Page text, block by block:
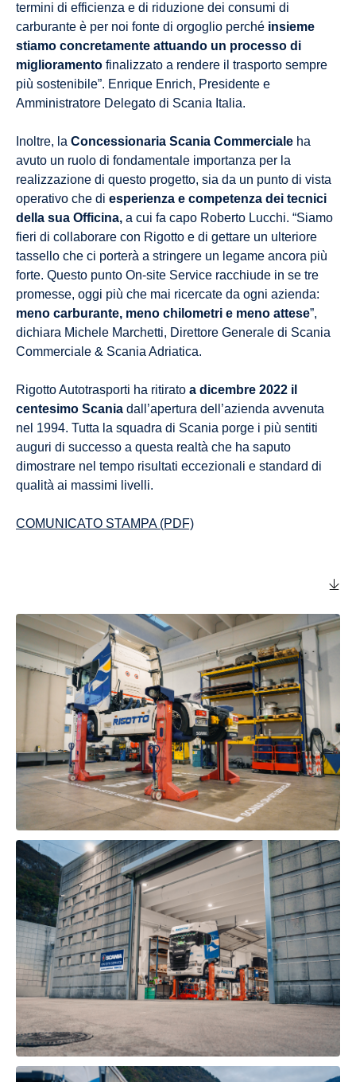
termini di efficienza e di riduzione dei consumi di
carburante è per noi fonte di orgoglio perché insieme
stiamo concretamente attuando un processo di
miglioramento finalizzato a rendere il trasporto sempre
più sostenibile”. Enrique Enrich, Presidente e
Amministratore Delegato di Scania Italia.
Inoltre, la Concessionaria Scania Commerciale ha
avuto un ruolo di fondamentale importanza per la
realizzazione di questo progetto, sia da un punto di vista
operativo che di esperienza e competenza dei tecnici
della sua Officina, a cui fa capo Roberto Lucchi. “Siamo
fieri di collaborare con Rigotto e di gettare un ulteriore
tassello che ci porterà a stringere un legame ancora più
forte. Questo punto On-site Service racchiude in se tre
promesse, oggi più che mai ricercate da ogni azienda:
meno carburante, meno chilometri e meno attese”,
dichiara Michele Marchetti, Direttore Generale di Scania
Commerciale & Scania Adriatica.
Rigotto Autotrasporti ha ritirato a dicembre 2022 il
centesimo Scania dall’apertura dell’azienda avvenuta
nel 1994. Tutta la squadra di Scania porge i più sentiti
auguri di successo a questa realtà che ha saputo
dimostrare nel tempo risultati eccezionali e standard di
qualità ai massimi livelli.
COMUNICATO STAMPA (PDF)